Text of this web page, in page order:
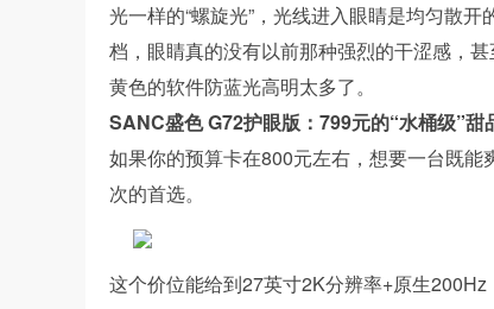
光一样的“螺旋光”，光线进入眼睛是均匀散
档，眼睛真的没有以前那种强烈的干涩感，
黄色的软件防蓝光高明太多了。
SANC盛色 G72护眼版：799元的“水桶级”甜
如果你的预算卡在800元左右，想要一台既
次的首选。
这个价位能给到27英寸2K分辨率+原生200Hz